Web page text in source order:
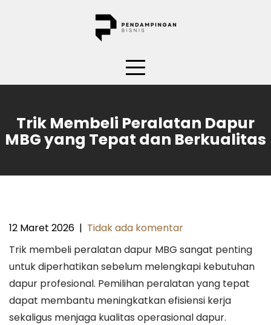
Trik Membeli Peralatan Dapur
MBG yang Tepat dan Berkualitas
12 Maret 2026 | Tidak ada komentar
Trik membeli peralatan dapur MBG sangat penting
untuk diperhatikan sebelum melengkapi kebutuhan
dapur profesional. Pemilihan peralatan yang tepat
dapat membantu meningkatkan efisiensi kerja
sekaligus menjaga kualitas operasional dapur.